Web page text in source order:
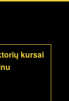
kursai